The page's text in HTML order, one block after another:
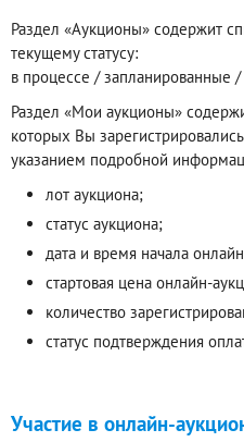
Раздел «Аукционы» содержит
текущему статусу:
в процессе /
Раздел «Мои аукционы»
которых Вы зарегистрировались
указанием подробной
лот аукциона;
статус аукциона;
дата и время начала
стартовая цена онлайн-
количество
статус подтверждения
Участие в онлайн-